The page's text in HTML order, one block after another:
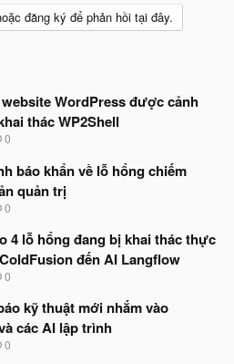
đăng ký để phản hồi tại đây.
WordPress được cảnh
thác WP2Shell
0
báo khẩn về lỗ hổng chiếm
quản trị
0
4 lỗ hổng đang bị khai thác thực
đến AI Langflow
0
kỹ thuật mới nhắm vào
các AI lập trình
0